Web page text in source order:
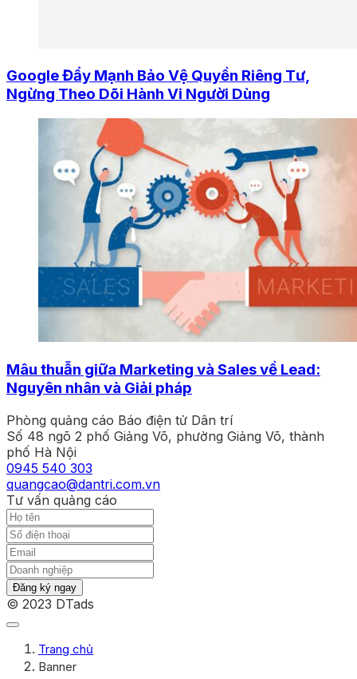
Google Đẩy Mạnh Bảo Vệ Quyền Riêng Tư,
Ngừng Theo Dõi Hành Vi Người Dùng
Mâu thuẫn giữa Marketing và Sales về Lead:
Nguyên nhân và Giải pháp
Phòng quảng cáo Báo điện tử Dân trí
Số 48 ngõ 2 phố Giảng Võ, phường Giảng Võ, thành
phố Hà Nội
0945 540 303
quangcao@dantri.com.vn
Tư vấn quảng cáo
Đăng ký ngay
© 2023 DTads
Trang chủ
Banner